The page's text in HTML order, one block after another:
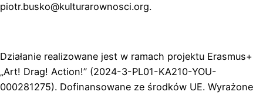
piotr.busko@kulturarownosci.org.
Działanie realizowane jest w ramach projektu Erasmus+
„Art! Drag! Action!” (2024-3-PL01-KA210-YOU-
000281275). Dofinansowane ze środków UE. Wyrażone